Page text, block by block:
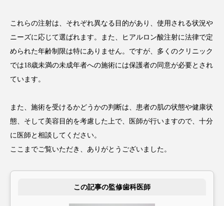
これらの注射は、それぞれ異なる目的があり、使用される状況や
ニーズに応じて選ばれます。また、ヒアルロン酸注射に法律で定
められた年齢制限は特にありません。ですが、多くのクリニック
では18歳未満の未成年者への施術には保護者の同意が必要とされ
ています。
また、施術を受けるかどうかの判断は、患者の肌の状態や健康状
態、そして美容目的を考慮した上で、医師が行いますので、十分
に医師と相談してください。
ここまでご覧いただき、ありがとうございました。
この記事の監修歯科医師